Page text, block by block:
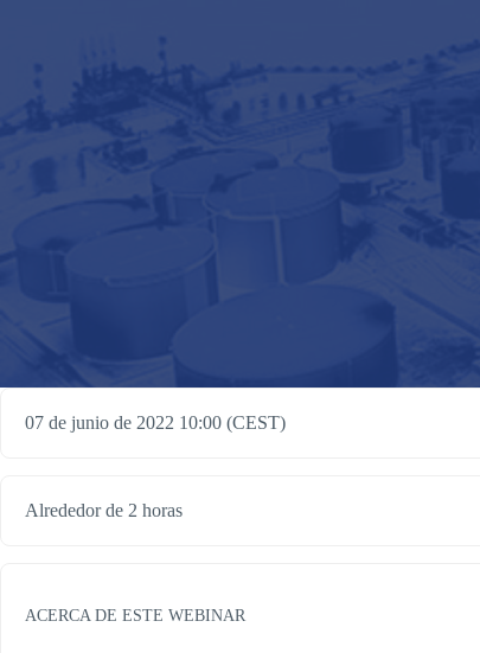
07 de junio de 2022 10:00 (CEST)
Alrededor de 2 horas
ACERCA DE ESTE WEBINAR